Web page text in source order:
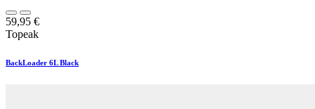
59,95 €
Topeak
BackLoader 6L Black